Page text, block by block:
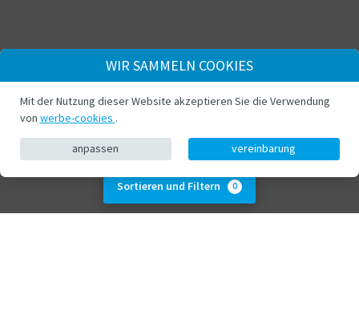
Sortieren und Filtern 0
WIR SAMMELN COOKIES
Mit der Nutzung dieser Website akzeptieren Sie die Verwendung
von werbe-cookies .
anpassen vereinbarung